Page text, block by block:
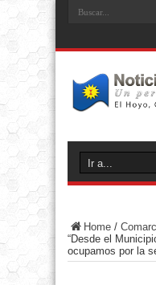
Home /
“Desde el
ocupamos por la